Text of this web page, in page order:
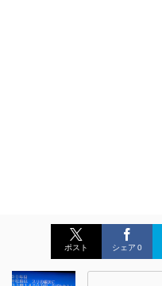
ポスト シェア 0